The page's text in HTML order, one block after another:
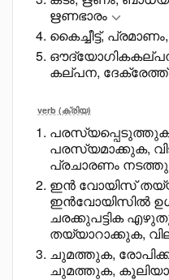
ഋണഭാരം
കെെച്ചീട്ട്,
കല്പന, ദേക്രേത്ത്
verb (ക്രിയ)
പരസ്യമാക്കുക,
പ്രചാരണം
ഇൻ വോയിസ്
ഇൻവോയിസിൽ
ചരക്കുപട്ടിക
തയ്യാറാക്കുക,
ചുമത്തുക,
ചുമത്തുക,